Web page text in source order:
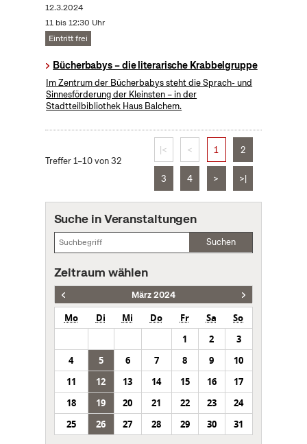
12.3.2024
11 bis 12:30 Uhr
Eintritt frei
Bücherbabys – die literarische Krabbelgruppe
Im Zentrum der Bücherbabys steht die Sprach- und
Sinnesförderung der Kleinsten – in der
Stadtteilbibliothek Haus Balchem.
Treffer 1–10 von 32
|< < 1 2
3 4 > >|
Suche in Veranstaltungen
Suchen
Zeitraum wählen
März 2024
Mo Di Mi Do Fr Sa
So
1
2
3
4
5 6 7 8 9
10
11
12 13 14 15 16
17
18
19 20 21 22 23
24
25
26 27 28 29 30 31